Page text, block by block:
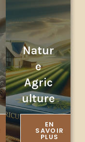
Natur
e
Agric
ulture
EN
SAVOIR
PLUS